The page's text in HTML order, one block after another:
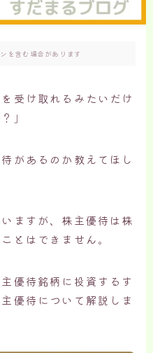
を含む場合があります
受け取れるみたいだけ
」
があるのか教えてほし
ますが、株主優待は株
とはできません。
優待銘柄に投資するす
優待について解説しま